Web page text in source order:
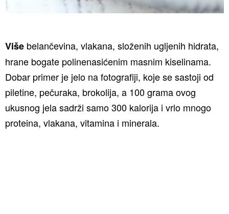
Više belančevina, vlakana, složenih ugljenih hidrata,
hrane bogate polinenasićenim masnim kiselinama.
Dobar primer je jelo na fotografiji, koje se sastoji od
piletine, pečuraka, brokolija, a 100 grama ovog
ukusnog jela sadrži samo 300 kalorija i vrlo mnogo
proteina, vlakana, vitamina i minerala.